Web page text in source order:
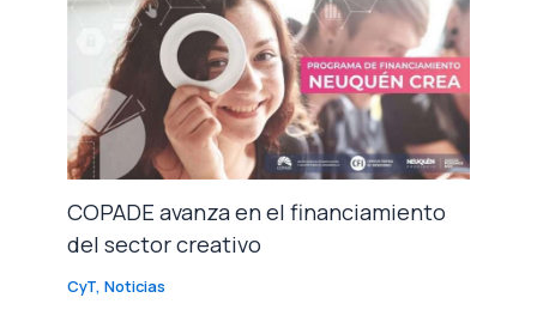
COPADE avanza en el financiamiento
del sector creativo
CyT,Noticias